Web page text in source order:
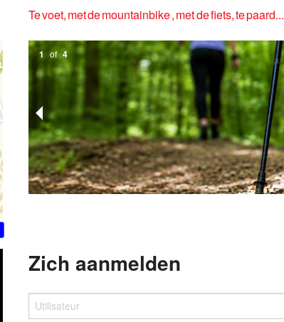
Te voet, met de mountainbike , met de fiets, te paard...
1 of 4
Zich aanmelden